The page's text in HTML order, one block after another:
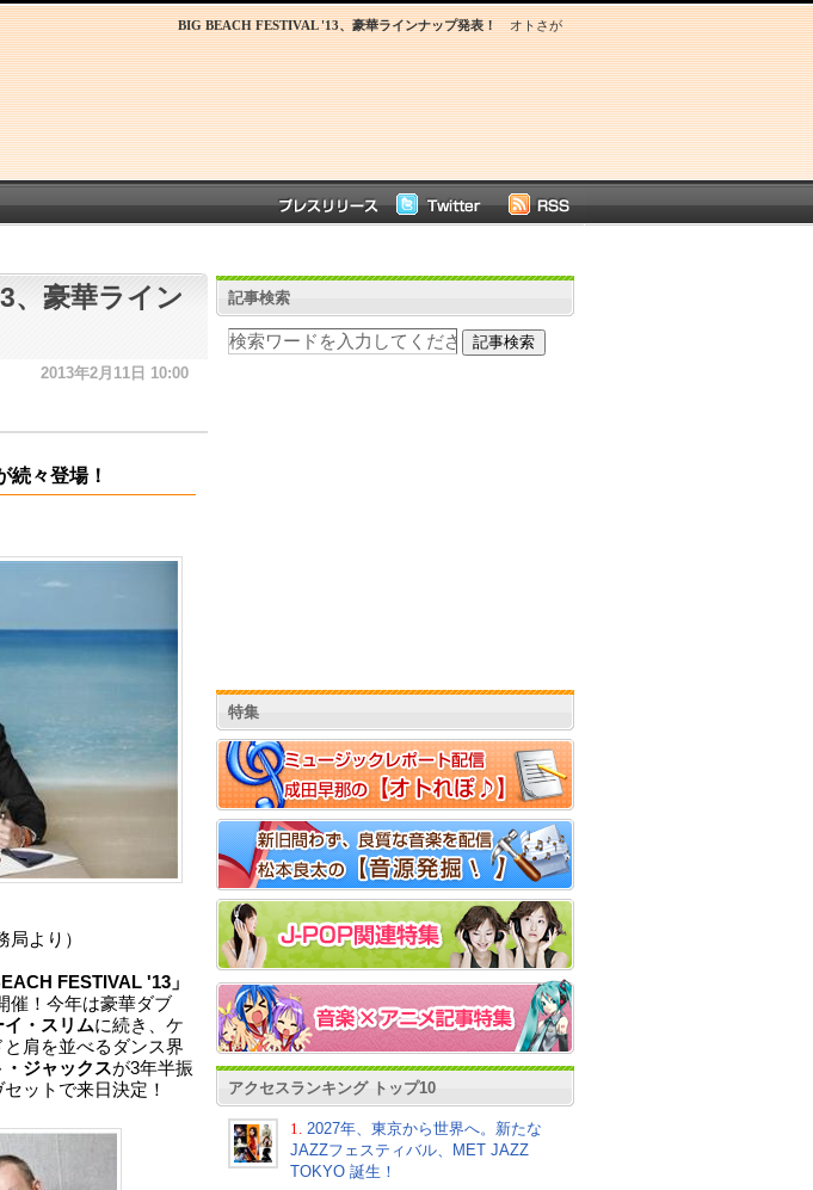
オトさが
BIG BEACH FESTIVAL '13、豪華ラインナップ発表！
、豪華ライン
2013年2月11日 10:00
続々登場！
局より）
FESTIVAL '13」
催！今年は豪華ダブ
・スリムに続き、ケ
肩を並べるダンス界
ジャックスが3年半振
ットで来日決定！
記事検索
特集
アクセスランキング トップ10
1.
2027年、東京から世界へ。新たな
JAZZフェスティバル、MET JAZZ
TOKYO 誕生！